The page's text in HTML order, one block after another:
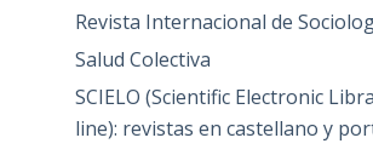
Revista Internacional de
Salud Colectiva
SCIELO (Scientific Electronic
line): revistas en castellano y